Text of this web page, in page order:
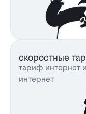
скоростные
тариф интернет
интернет